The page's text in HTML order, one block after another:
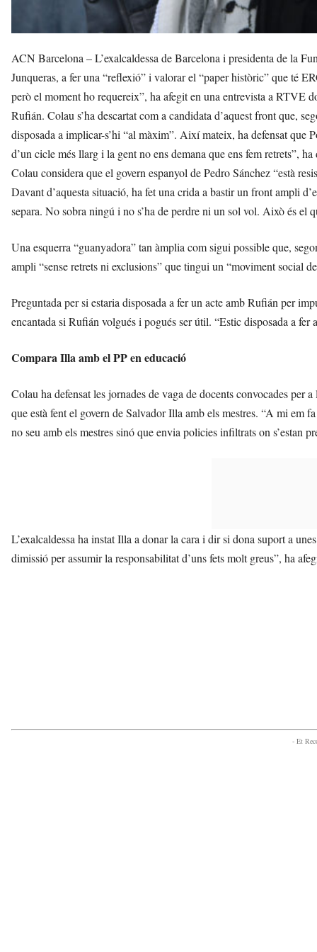
ACN Barcelona – L’exalcaldessa de Barcelona i presidenta de la
Junqueras, a fer una “reflexió” i valorar el “paper històric” que té
però el moment ho requereix”, ha afegit en una entrevista a RTVE
Rufián. Colau s’ha descartat com a candidata d’aquest front que,
disposada a implicar-s’hi “al màxim”. Així mateix, ha defensat que
d’un cicle més llarg i la gent no ens demana que ens fem retrets”, ha
Colau considera que el govern espanyol de Pedro Sánchez “està
Davant d’aquesta situació, ha fet una crida a bastir un front ampli
separa. No sobra ningú i no s’ha de perdre ni un sol vol. Això és el
Una esquerra “guanyadora” tan àmplia com sigui possible que,
ampli “sense retrets ni exclusions” que tingui un “moviment social
Preguntada per si estaria disposada a fer un acte amb Rufián per
encantada si Rufián volgués i pogués ser útil. “Estic disposada a fer
Compara Illa amb el PP en educació
Colau ha defensat les jornades de vaga de docents convocades per
que està fent el govern de Salvador Illa amb els mestres. “A mi em
no seu amb els mestres sinó que envia policies infiltrats on s’estan
L’exalcaldessa ha instat Illa a donar la cara i dir si dona suport a
dimissió per assumir la responsabilitat d’uns fets molt greus”, ha
- Et